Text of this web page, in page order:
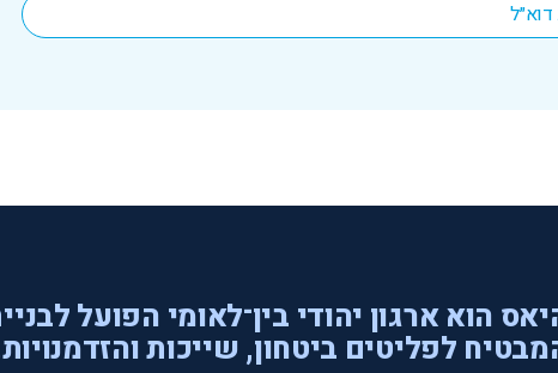
הוא ארגון יהודי בין־לאומי הפועל
לפליטים ביטחון, שייכות